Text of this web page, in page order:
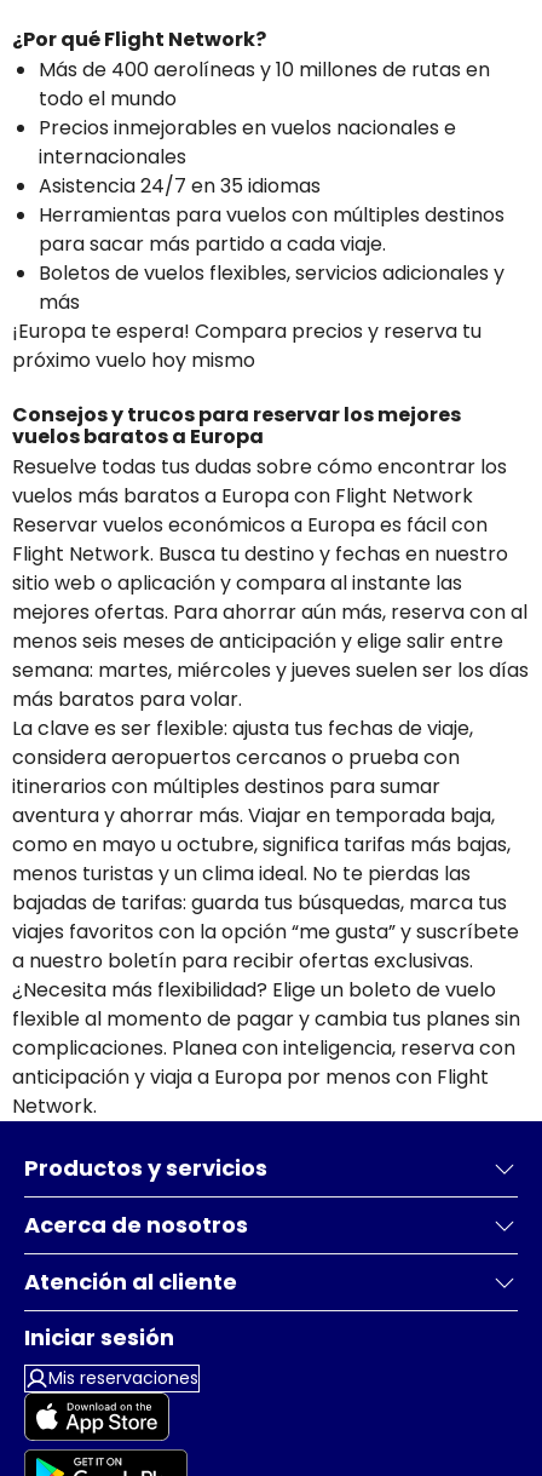
¿Por qué Flight Network?
Más de 400 aerolíneas y 10 millones de rutas en
todo el mundo
Precios inmejorables en vuelos nacionales e
internacionales
Asistencia 24/7 en 35 idiomas
Herramientas para vuelos con múltiples destinos
para sacar más partido a cada viaje.
Boletos de vuelos flexibles, servicios adicionales y
más
¡Europa te espera! Compara precios y reserva tu
próximo vuelo hoy mismo
Consejos y trucos para reservar los mejores
vuelos baratos a Europa
Resuelve todas tus dudas sobre cómo encontrar los
vuelos más baratos a Europa con Flight Network
Reservar vuelos económicos a Europa es fácil con
Flight Network. Busca tu destino y fechas en nuestro
sitio web o aplicación y compara al instante las
mejores ofertas. Para ahorrar aún más, reserva con al
menos seis meses de anticipación y elige salir entre
semana: martes, miércoles y jueves suelen ser los días
más baratos para volar.
La clave es ser flexible: ajusta tus fechas de viaje,
considera aeropuertos cercanos o prueba con
itinerarios con múltiples destinos para sumar
aventura y ahorrar más. Viajar en temporada baja,
como en mayo u octubre, significa tarifas más bajas,
menos turistas y un clima ideal. No te pierdas las
bajadas de tarifas: guarda tus búsquedas, marca tus
viajes favoritos con la opción “me gusta” y suscríbete
a nuestro boletín para recibir ofertas exclusivas.
¿Necesita más flexibilidad? Elige un boleto de vuelo
flexible al momento de pagar y cambia tus planes sin
complicaciones. Planea con inteligencia, reserva con
anticipación y viaja a Europa por menos con Flight
Network.
Productos y servicios
Acerca de nosotros
Atención al cliente
Iniciar sesión
Mis reservaciones